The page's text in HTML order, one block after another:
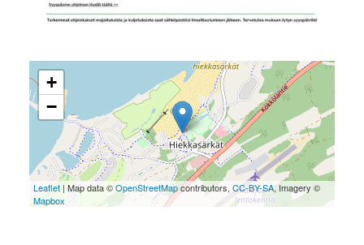
+
−
Leaflet| Map data ©OpenStreetMapcontributors, CC-BY-SA, Imagery ©
Mapbox